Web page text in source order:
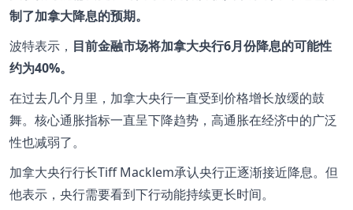
制了加拿大降息的预期。
波特表示， 目前金融市场将加拿大央行6月份降息的可能性
约为40%。
在过去几个月里，加拿大央行一直受到价格增长放缓的鼓
舞。核心通胀指标一直呈下降趋势，高通胀在经济中的广泛
性也减弱了。
加拿大央行行长Tiff Macklem承认央行正逐渐接近降息。但
他表示，央行需要看到下行动能持续更长时间。